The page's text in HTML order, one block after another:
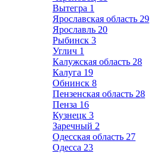
Вытегра 1
Ярославская область 29
Ярославль 20
Рыбинск 3
Углич 1
Калужская область 28
Калуга 19
Обнинск 8
Пензенская область 28
Пенза 16
Кузнецк 3
Заречный 2
Одесская область 27
Одесса 23